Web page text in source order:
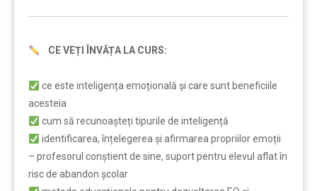
CE VEȚI ÎNVĂȚA LA CURS:
ce este inteligența emoțională și care sunt beneficiile
acesteia
cum să recunoașteți tipurile de inteligență
identificarea, înțelegerea și afirmarea propriilor emoții
– profesorul conștient de sine, suport pentru elevul aflat în
risc de abandon școlar